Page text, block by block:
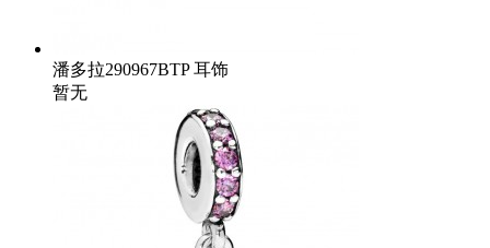
潘多拉290967BTP 耳饰
暂无